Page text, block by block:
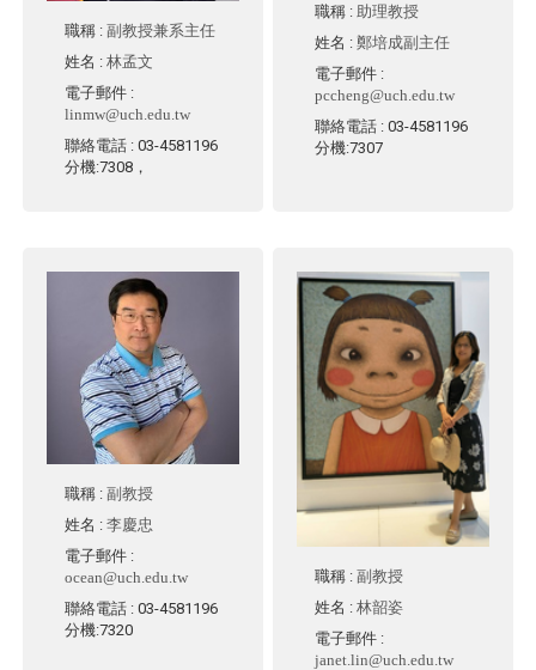
職稱 :副教授兼系主任
姓名 :林孟文
電子郵件 :
linmw@uch.edu.tw
聯絡電話 : 03-4581196
分機:7308，
職稱 :助理教授
姓名 :鄭培成副主任
電子郵件 :
pccheng@uch.edu.tw
聯絡電話 : 03-4581196
分機:7307
職稱 :副教授
姓名 :李慶忠
電子郵件 :
ocean@uch.edu.tw
聯絡電話 : 03-4581196
分機:7320
職稱 :副教授
姓名 :林韶姿
電子郵件 :
janet.lin@uch.edu.tw